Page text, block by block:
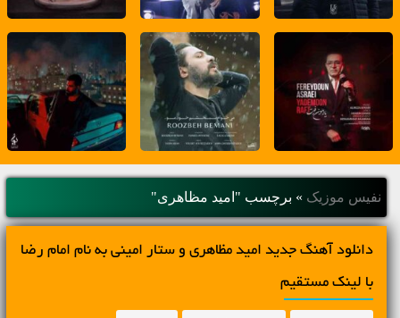
نفیس موزیک » برچسب "امید مظاهری"
دانلود آهنگ جديد امید مظاهری و ستار امینی به نام امام رضا
با لینک مستقیم